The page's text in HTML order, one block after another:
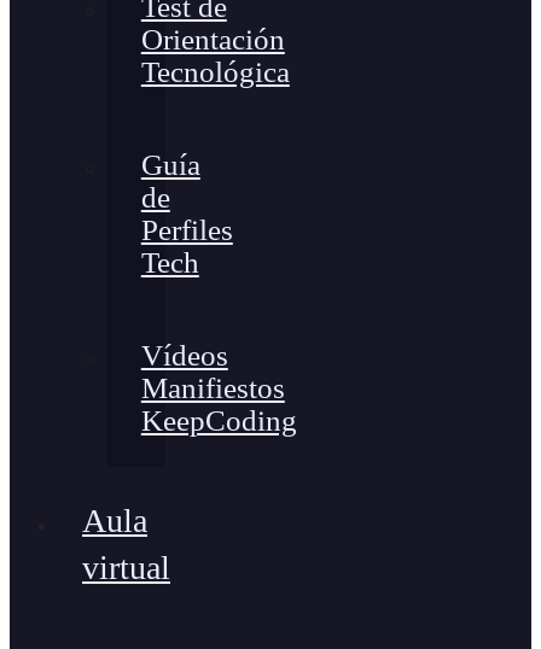
Test de
Orientación
Tecnológica
Guía
de
Perfiles
Tech
Vídeos
Manifiestos
KeepCoding
Aula
virtual